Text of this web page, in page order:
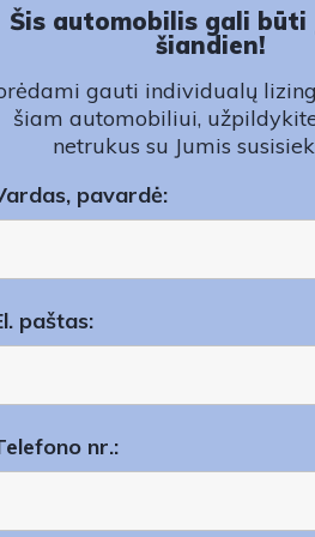
Šis automobilis gali būti
šiandien!
gauti individualų
šiam automobiliui,
netrukus su Jumis
pavardė:
paštas:
nr.: